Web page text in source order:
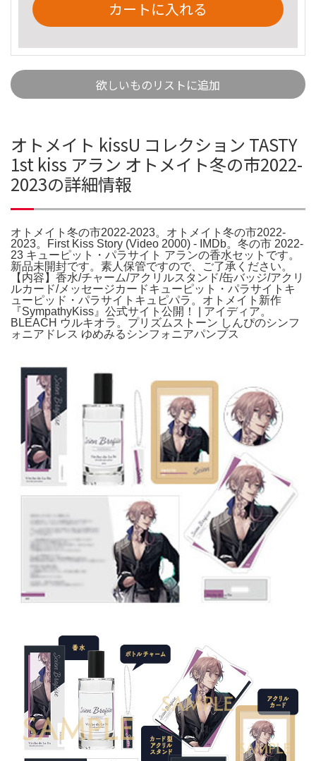
カートに入れる
欲しいものリストに追加
オトメイト kissU コレクション TASTY
1st kiss アラン オトメイト冬の市2022-
2023の詳細情報
オトメイト冬の市2022-2023。オトメイト冬の市2022-
2023。First Kiss Story (Video 2000) - IMDb。冬の市 2022-
23 キューピット・パラサイト アランの香水セットです。
新品未開封です。素人保管ですので、ご了承ください。
【内容】香水/チャーム/アクリルスタンド/缶バッジ/アクリ
ルカード/メッセージカードキューピット・パラサイトキ
ューピッド・パラサイトキュピパラ。オトメイト新作
『SympathyKiss』公式サイト公開！ | アイディア。
BLEACH ウルキオラ。プリズムストーン しんぴのシンフ
ォニアドレス ゆめみるシンフォニアパンプス